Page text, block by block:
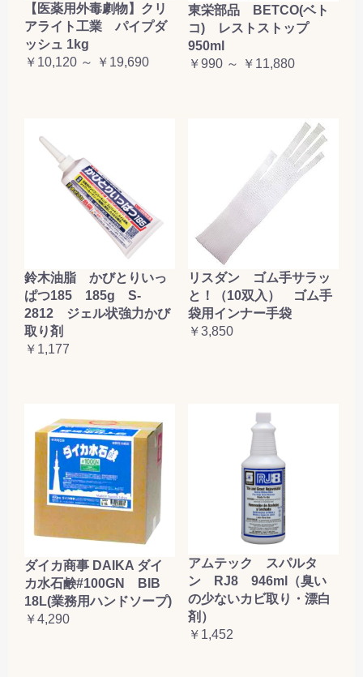
【医薬用外毒劇物】クリ
アライト工業 パイプダ
ッシュ 1kg
￥10,120 ～ ￥19,690
東栄部品 BETCO(ベト
コ) レストストップ
950ml
￥990 ～ ￥11,880
鈴木油脂 かびとりいっ
ぱつ185 185g S-
2812 ジェル状強力かび
取り剤
￥1,177
リスダン ゴム手サラッ
と！（10双入） ゴム手
袋用インナー手袋
￥3,850
ダイカ商事 DAIKA ダイ
カ水石鹸#100GN BIB
18L(業務用ハンドソープ)
￥4,290
アムテック スパルタ
ン RJ8 946ml（臭い
の少ないカビ取り・漂白
剤）
￥1,452